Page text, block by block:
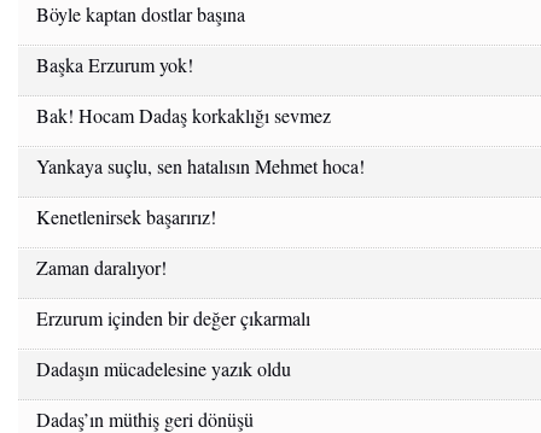
Böyle kaptan dostlar başına
Başka Erzurum yok!
Bak! Hocam Dadaş korkaklığı sevmez
Yankaya suçlu, sen hatalısın Mehmet hoca!
Kenetlenirsek başarırız!
Zaman daralıyor!
Erzurum içinden bir değer çıkarmalı
Dadaşın mücadelesine yazık oldu
Dadaş’ın müthiş geri dönüşü